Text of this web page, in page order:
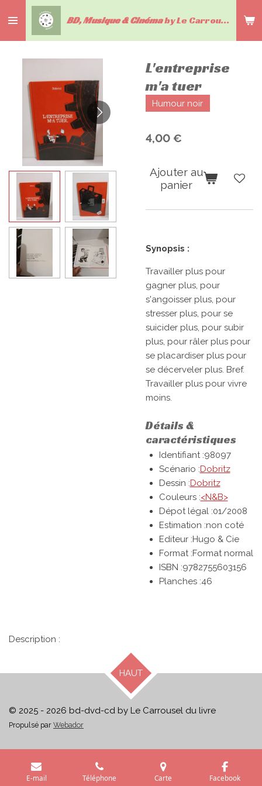
au
contenu
BD, Musique & Cinémaby Le Carrousel du livre
L'entreprise
m'a tuer
Humour noir
4,00 €
Ajouter au
panier
Synopsis :
Travailler plus pour
gagner plus, pour
s'angoisser plus, pour
stresser plus, pour se
suicider plus, pour subir
plus, pour râler plus pour
se placardiser plus pour
se décerveler plus. Bref.
Travailler plus pour vivre
moins.
Détails &
caractéristiques
Identifiant :98097
Scénario :Dobritz
Dessin :Dobritz
Couleurs :<N&B>
Dépot légal :01/2008
Estimation :non coté
Editeur :Hugo & Cie
Format :Format normal
ISBN :9782755603156
Planches :46
Description :
HAUT
© 2025 - 2026 bd-dvd-cd by Le Carrousel du livre
Propulsé par Webador
E-mail Téléphone Carte Facebook